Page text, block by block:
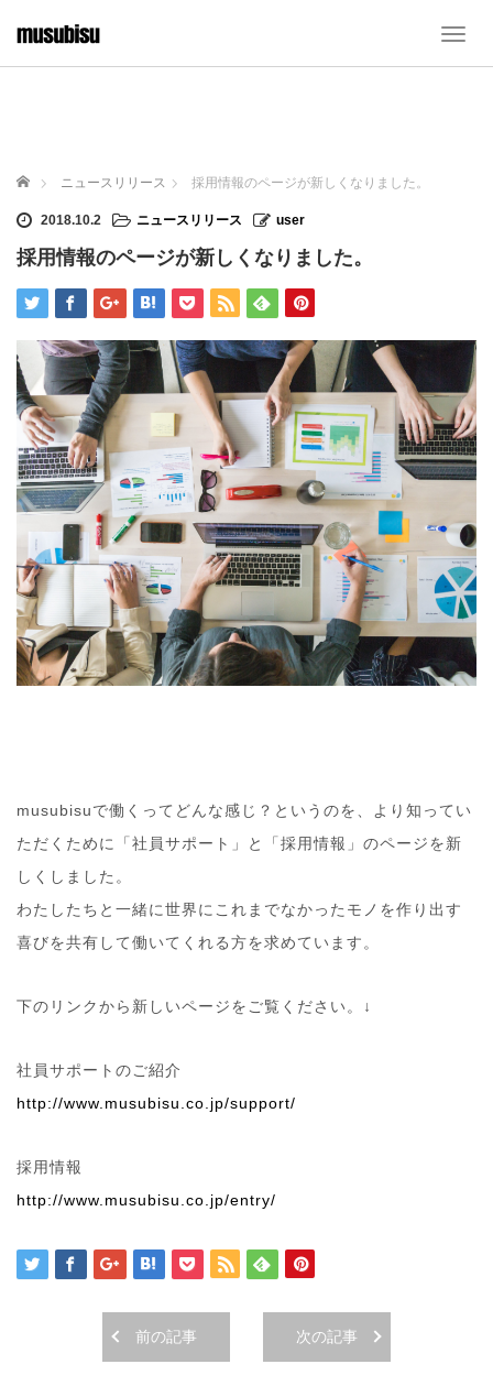
T
o
ホーム ニュースリリース 採用情報のページが新しくなりました。
2018.10.2 ニュースリリース user
採用情報のページが新しくなりました。
musubisuで働くってどんな感じ？というのを、より知ってい
ただくために「社員サポート」と「採用情報」のページを新
しくしました。
わたしたちと一緒に世界にこれまでなかったモノを作り出す
喜びを共有して働いてくれる方を求めています。
下のリンクから新しいページをご覧ください。↓
社員サポートのご紹介
http://www.musubisu.co.jp/support/
採用情報
http://www.musubisu.co.jp/entry/
前の記事 次の記事